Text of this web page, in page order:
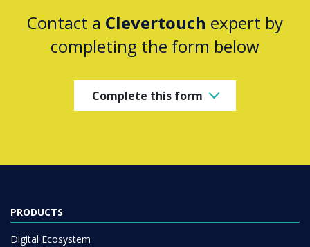
Contact a Clevertouch expert by
completing the form below
Complete this form
PRODUCTS
Digital Ecosystem